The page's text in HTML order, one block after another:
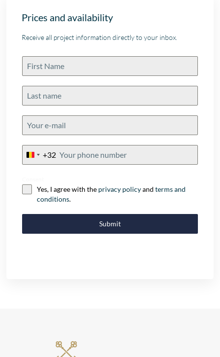
Prices and availability
Receive all project information directly to your inbox.
Belgium
+32
Yes, I agree with the privacy policyandterms and
conditions.
Submit